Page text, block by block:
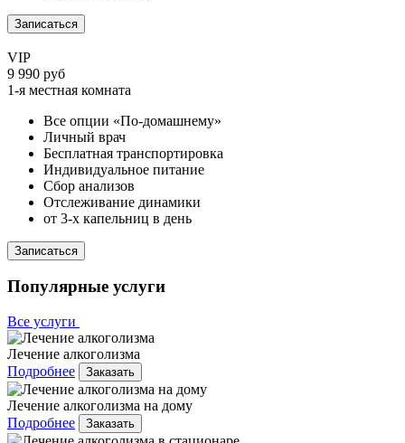
Записаться
VIP
9 990 руб
1-я местная комната
Все опции «По-домашнему»
Личный врач
Бесплатная транспортировка
Индивидуальное питание
Сбор анализов
Отслеживание динамики
от 3-х капельниц в день
Записаться
Популярные услуги
Все услуги
Лечение алкоголизма
Подробнее
Заказать
Лечение алкоголизма на дому
Подробнее
Заказать